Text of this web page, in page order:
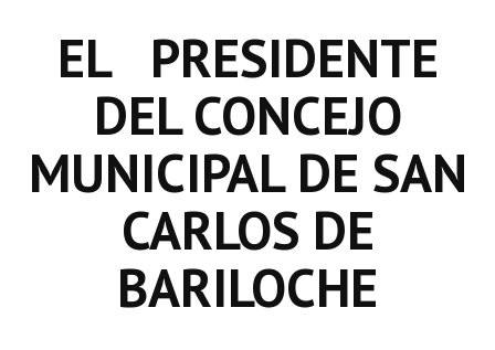
Resoluciones de Presidencia
INSTITUCIONAL
Noticias Destacadas
Registros y Distinciones
Datos Históricos
EL PRESIDENTE
DEL CONCEJO
MUNICIPAL DE SAN
CARLOS DE
BARILOCHE